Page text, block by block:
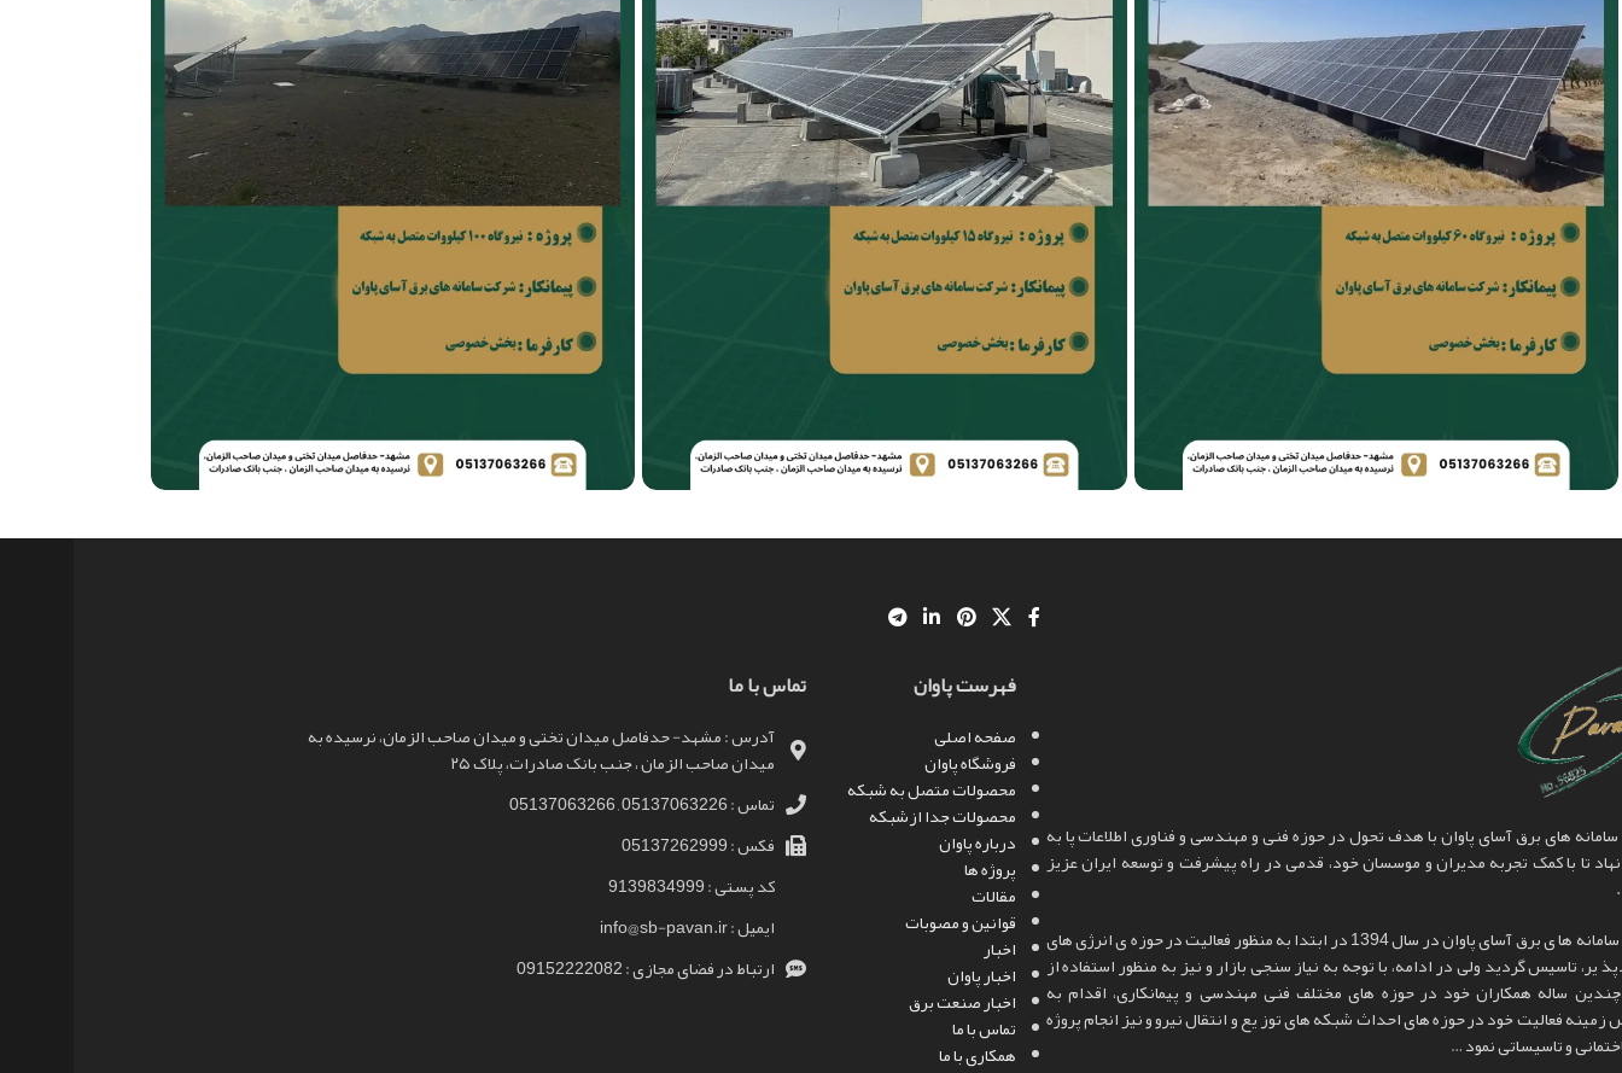
های برق آسای پاوان با هدف تحول در حوزه فنی و مهندسی و فناوری اطلاعات پا به
تا با کمک تجربه مدیران و موسسان خود، قدمی در راه پیشرفت و توسعه ایران عزیز
شرکت سامانه ها ی برق آسای پاوان در سال 1394 در ابتدا به منظور فعالیت در حوزه ی انرژی های
یر، تاسیس گردید ولی در ادامه، با توجه به نیاز سنجی بازار و نیز به منظور استفاده از
ساله همکاران خود در حوزه های مختلف فنی مهندسی و پیمانکاری، اقدام به
فعالیت خود در حوزه های احداث شبکه های توز یع و انتقال نیرو و نیز انجام پروژه
و تاسیساتی نمود …
فهرست پاوان
صفحه اصلی
فروشگاه پاوان
محصولات متصل به شبکه
محصولات جدا ازشبکه
درباره پاوان
پروژه ها
مقالات
قوانین و مصوبات
اخبار
اخبار پاوان
اخبار صنعت برق
تماس با ما
همکاری با ما
تماس با ما
آدرس : مشهد- حدفاصل میدان تختی و میدان صاحب الزمان، نرسیده به
میدان صاحب الزمان ، جنب بانک صادرات، پلاک ۲۵
تماس : 05137063226 , 05137063266
فکس : 05137262999
کد پستی : 9139834999
ایمیل : info@sb-pavan.ir
ارتباط در فضای مجازی : 09152222082